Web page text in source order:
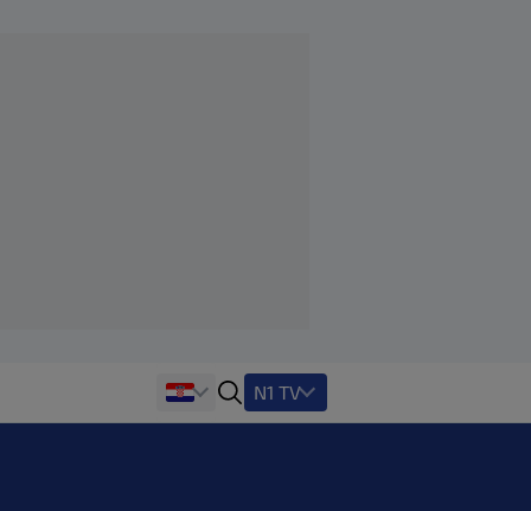
N1 TV